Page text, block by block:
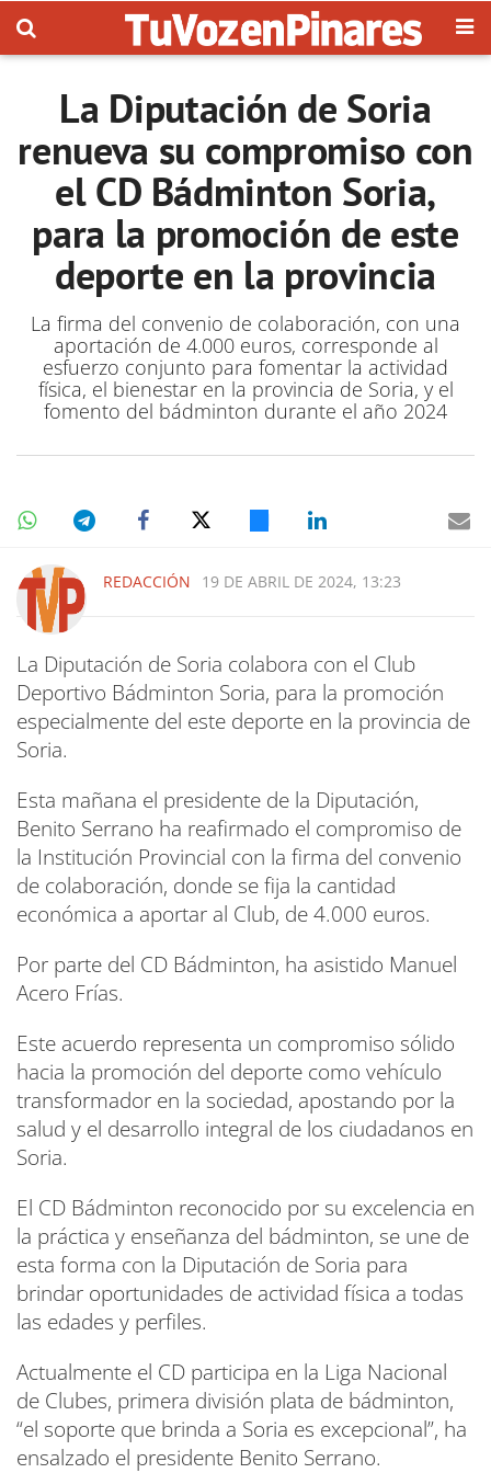
La Diputación de Soria
renueva su compromiso con
el CD Bádminton Soria,
para la promoción de este
deporte en la provincia
La firma del convenio de colaboración, con una
aportación de 4.000 euros, corresponde al
esfuerzo conjunto para fomentar la actividad
física, el bienestar en la provincia de Soria, y el
fomento del bádminton durante el año 2024
REDACCIÓN 19 DE ABRIL DE 2024, 13:23
La Diputación de Soria colabora con el Club
Deportivo Bádminton Soria, para la promoción
especialmente del este deporte en la provincia de
Soria.
Esta mañana el presidente de la Diputación,
Benito Serrano ha reafirmado el compromiso de
la Institución Provincial con la firma del convenio
de colaboración, donde se fija la cantidad
económica a aportar al Club, de 4.000 euros.
Por parte del CD Bádminton, ha asistido Manuel
Acero Frías.
Este acuerdo representa un compromiso sólido
hacia la promoción del deporte como vehículo
transformador en la sociedad, apostando por la
salud y el desarrollo integral de los ciudadanos en
Soria.
El CD Bádminton reconocido por su excelencia en
la práctica y enseñanza del bádminton, se une de
esta forma con la Diputación de Soria para
brindar oportunidades de actividad física a todas
las edades y perfiles.
Actualmente el CD participa en la Liga Nacional
de Clubes, primera división plata de bádminton,
“el soporte que brinda a Soria es excepcional”, ha
ensalzado el presidente Benito Serrano.